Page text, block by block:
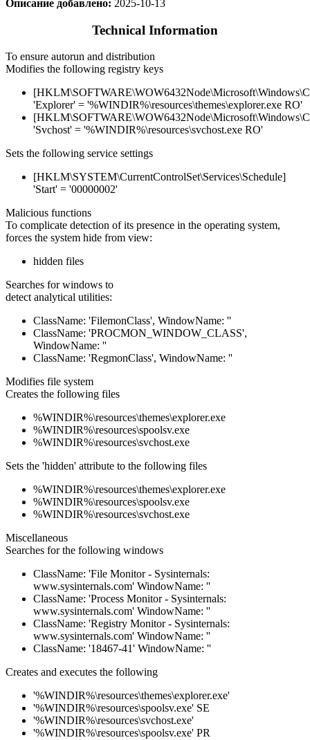
Описание добавлено: 2025-10-13
Technical Information
To ensure autorun and distribution
Modifies the following registry keys
'Explorer' = '%WINDIR%\resources\themes\explorer.exe RO'
'Svchost' = '%WINDIR%\resources\svchost.exe RO'
Sets the following service settings
[HKLM\SYSTEM\CurrentControlSet\Services\Schedule]
'Start' = '00000002'
Malicious functions
To complicate detection of its presence in the operating system,
forces the system hide from view:
hidden files
Searches for windows to
detect analytical utilities:
ClassName: 'FilemonClass', WindowName: ''
ClassName: 'PROCMON_WINDOW_CLASS',
WindowName: ''
ClassName: 'RegmonClass', WindowName: ''
Modifies file system
Creates the following files
%WINDIR%\resources\themes\explorer.exe
%WINDIR%\resources\spoolsv.exe
%WINDIR%\resources\svchost.exe
Sets the 'hidden' attribute to the following files
%WINDIR%\resources\themes\explorer.exe
%WINDIR%\resources\spoolsv.exe
%WINDIR%\resources\svchost.exe
Miscellaneous
Searches for the following windows
ClassName: 'File Monitor - Sysinternals:
www.sysinternals.com' WindowName: ''
ClassName: 'Process Monitor - Sysinternals:
www.sysinternals.com' WindowName: ''
ClassName: 'Registry Monitor - Sysinternals:
www.sysinternals.com' WindowName: ''
ClassName: '18467-41' WindowName: ''
Creates and executes the following
'%WINDIR%\resources\themes\explorer.exe'
'%WINDIR%\resources\spoolsv.exe' SE
'%WINDIR%\resources\svchost.exe'
'%WINDIR%\resources\spoolsv.exe' PR